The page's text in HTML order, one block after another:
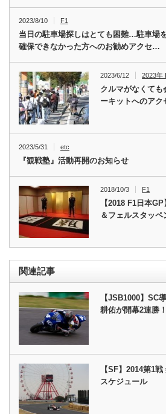
2023/8/10 F1
当日の駐車場探しはとても困難…駐車場
確保できなかった方へのお勧めアクセ…
2023/6/12 2023年
クルマがなくて
ーキットへのア
2023/5/31 etc
『観戦塾』活動再開のお知らせ
2018/10/3 F1
【2018 F1日本
＆フェルスタッ
関連記事
【JSB1000】SC
耕佑が開幕2連勝！
【SF】2014第1
スケジュール